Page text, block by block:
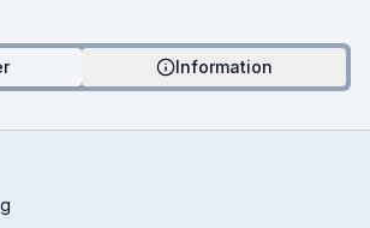
Information